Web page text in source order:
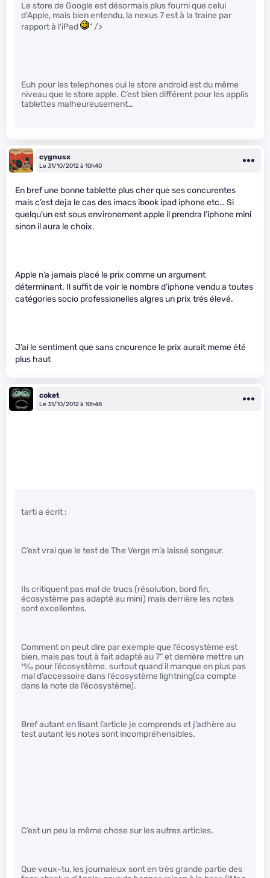
Le store de Google est désormais plus fourni que celui
d’Apple, mais bien entendu, la nexus 7 est à la traine par
rapport à l’iPad
" />
Euh pour les telephones oui le store android est du même
niveau que le store apple. C’est bien différent pour les applis
tablettes malheureusement…
cygnusx
Le 31/10/2012 à 10h40
En bref une bonne tablette plus cher que ses concurentes
mais c’est deja le cas des imacs ibook ipad iphone etc… Si
quelqu’un est sous environement apple il prendra l’iphone mini
sinon il aura le choix.
Apple n’a jamais placé le prix comme un argument
déterminant. Il suffit de voir le nombre d’iphone vendu a toutes
catégories socio professionelles algres un prix trés élevé.
J’ai le sentiment que sans cncurence le prix aurait meme été
plus haut
coket
Le 31/10/2012 à 10h48
tarti a écrit :
C’est vrai que le test de The Verge m’a laissé songeur.
Ils critiquent pas mal de trucs (résolution, bord fin,
écosystème pas adapté au mini) mais derrière les notes
sont excellentes.
Comment on peut dire par exemple que l’écosystème est
bien, mais pas tout à fait adapté au 7” et derrière mettre un
10⁄10 pour l’écosystème. surtout quand il manque en plus pas
mal d’accessoire dans l’écosystème lightning(ca compte
dans la note de l’écosystème).
Bref autant en lisant l’article je comprends et j’adhère au
test autant les notes sont incompréhensibles.
C’est un peu la même chose sur les autres articles.
Que veux-tu, les journaleux sont en très grande partie des